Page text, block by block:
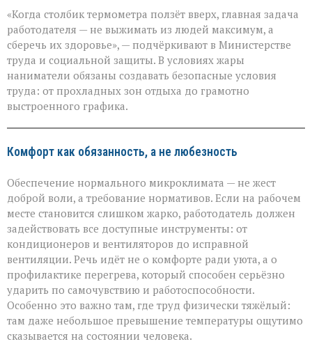
не
должна
стоить
здоровья»:
Минтруда — о
защите
работников
в
«Когда столбик термометра ползёт вверх, главная задача
работодателя — не выжимать из людей максимум, а
сберечь их здоровье», — подчёркивают в Министерстве
труда и социальной защиты. В условиях жары
наниматели обязаны создавать безопасные условия
труда: от прохладных зон отдыха до грамотно
выстроенного графика.
Комфорт как обязанность, а не любезность
Обеспечение нормального микроклимата — не жест
доброй воли, а требование нормативов. Если на рабочем
месте становится слишком жарко, работодатель должен
задействовать все доступные инструменты: от
кондиционеров и вентиляторов до исправной
вентиляции. Речь идёт не о комфорте ради уюта, а о
профилактике перегрева, который способен серьёзно
ударить по самочувствию и работоспособности.
Особенно это важно там, где труд физически тяжёлый:
там даже небольшое превышение температуры ощутимо
сказывается на состоянии человека.